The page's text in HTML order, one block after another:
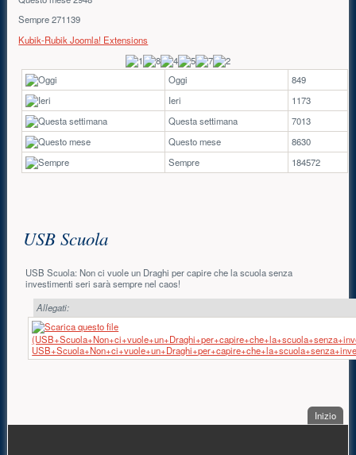
Sempre271139
Kubik-Rubik Joomla! Extensions
Oggi
849
Ieri
1173
Questa settimana
7013
Questo mese
8630
Sempre
184572
USB Scuola
USB Scuola: Non ci vuole un Draghi per capire che la scuola senza
investimenti seri sarà sempre nel caos!
Allegati:
Inizio.